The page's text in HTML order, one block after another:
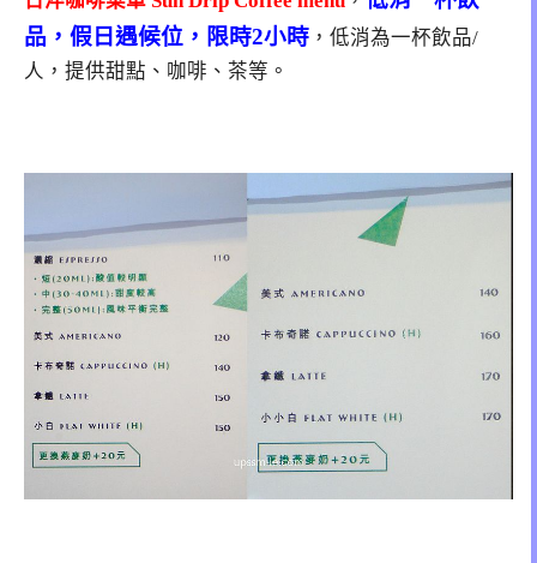
品，假日遇候位，限時2小時 ，低消為一杯飲品/
人，提供甜點、咖啡、茶等。